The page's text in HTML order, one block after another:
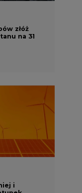
złóż
na 31
i